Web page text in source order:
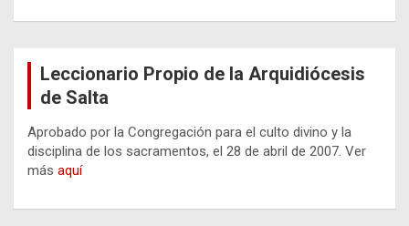
Leccionario Propio de la Arquidiócesis
de Salta
Aprobado por la Congregación para el culto divino y la
disciplina de los sacramentos, el 28 de abril de 2007. Ver
más aquí